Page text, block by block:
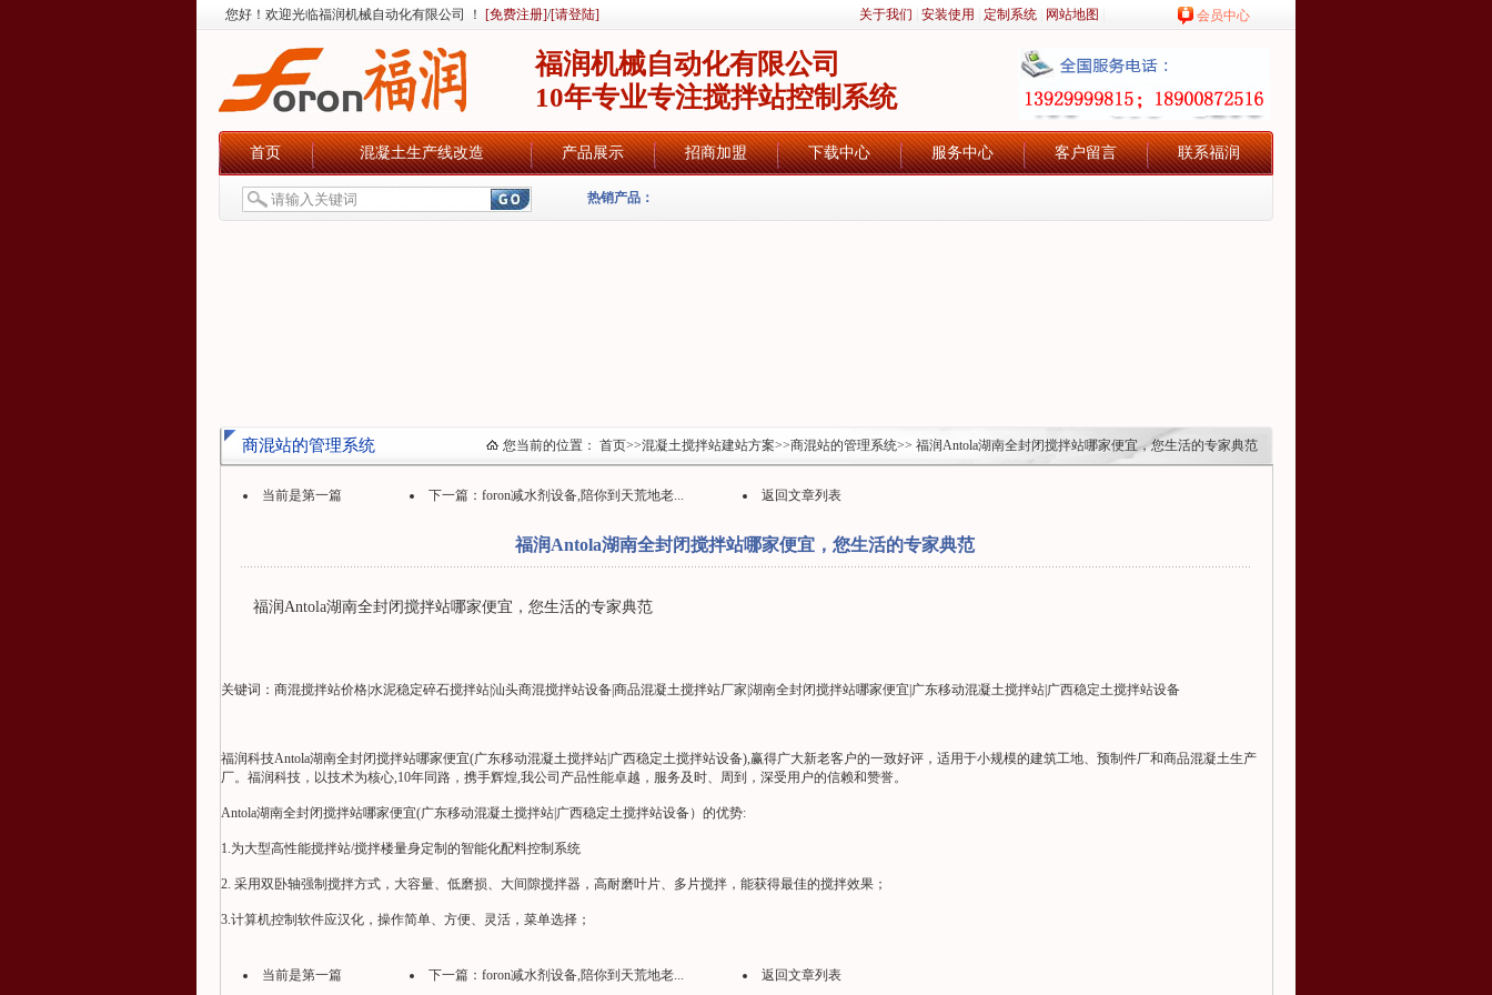
您好！欢迎光临福润机械自动化有限公司 ！ [免费注册]/[请登陆] 关于我们 安装使用 定制系统 网站地图 会员中心
福润机械自动化有限公司
10年专业专注搅拌站控制系统
首页 混凝土生产线改造 产品展示 招商加盟 下载中心 服务中心 客户留言 联系福润
热销产品：
商混站的管理系统 您当前的位置： 首页>>混凝土搅拌站建站方案>>商混站的管理系统>> 福润Antola湖南全封闭搅拌站哪家便宜，您生活的专家典范
当前是第一篇 下一篇： foron减水剂设备,陪你到天荒地老... 返回文章列表
福润Antola湖南全封闭搅拌站哪家便宜，您生活的专家典范
福润Antola湖南全封闭搅拌站哪家便宜，您生活的专家典范
关键词：商混搅拌站价格|水泥稳定碎石搅拌站|汕头商混搅拌站设备|商品混凝土搅拌站厂家|湖南全封闭搅拌站哪家便宜|广东移动混凝土搅拌站|广西稳定土搅拌站设备
福润科技Antola湖南全封闭搅拌站哪家便宜(广东移动混凝土搅拌站|广西稳定土搅拌站设备),赢得广大新老客户的一致好评，适用于小规模的建筑工地、预制件厂和商品混凝土生产
厂。福润科技，以技术为核心,10年同路，携手辉煌,我公司产品性能卓越，服务及时、周到，深受用户的信赖和赞誉。
Antola湖南全封闭搅拌站哪家便宜(广东移动混凝土搅拌站|广西稳定土搅拌站设备）的优势:
1.为大型高性能搅拌站/搅拌楼量身定制的智能化配料控制系统
2. 采用双卧轴强制搅拌方式，大容量、低磨损、大间隙搅拌器，高耐磨叶片、多片搅拌，能获得最佳的搅拌效果；
3.计算机控制软件应汉化，操作简单、方便、灵活，菜单选择；
当前是第一篇 下一篇： foron减水剂设备,陪你到天荒地老... 返回文章列表